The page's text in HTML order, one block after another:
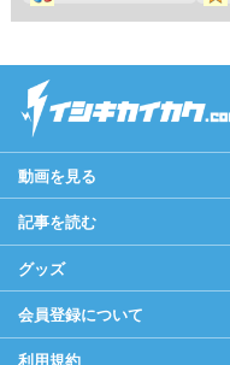
動画を見る
記事を読む
グッズ
会員登録について